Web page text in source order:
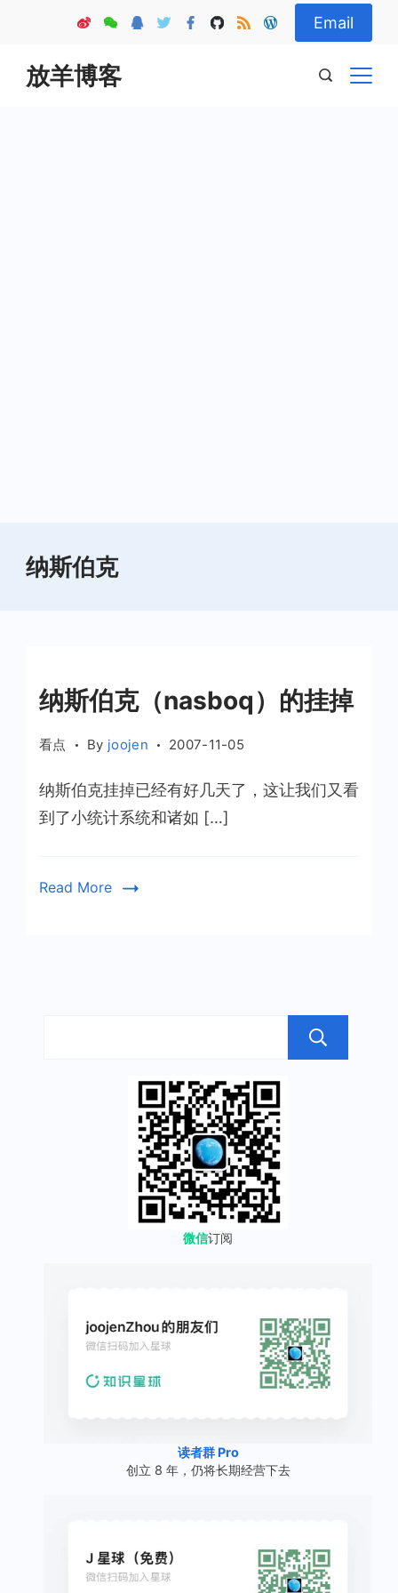
content
Email
放羊博客
纳斯伯克
纳斯伯克（nasboq）的挂掉
看点 By joojen 2007-11-05
纳斯伯克挂掉已经有好几天了，这让我们又看
到了小统计系统和诸如 […]
Read More
微信订阅
读者群 Pro
创立 8 年，仍将长期经营下去